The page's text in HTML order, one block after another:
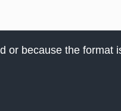
or because the format